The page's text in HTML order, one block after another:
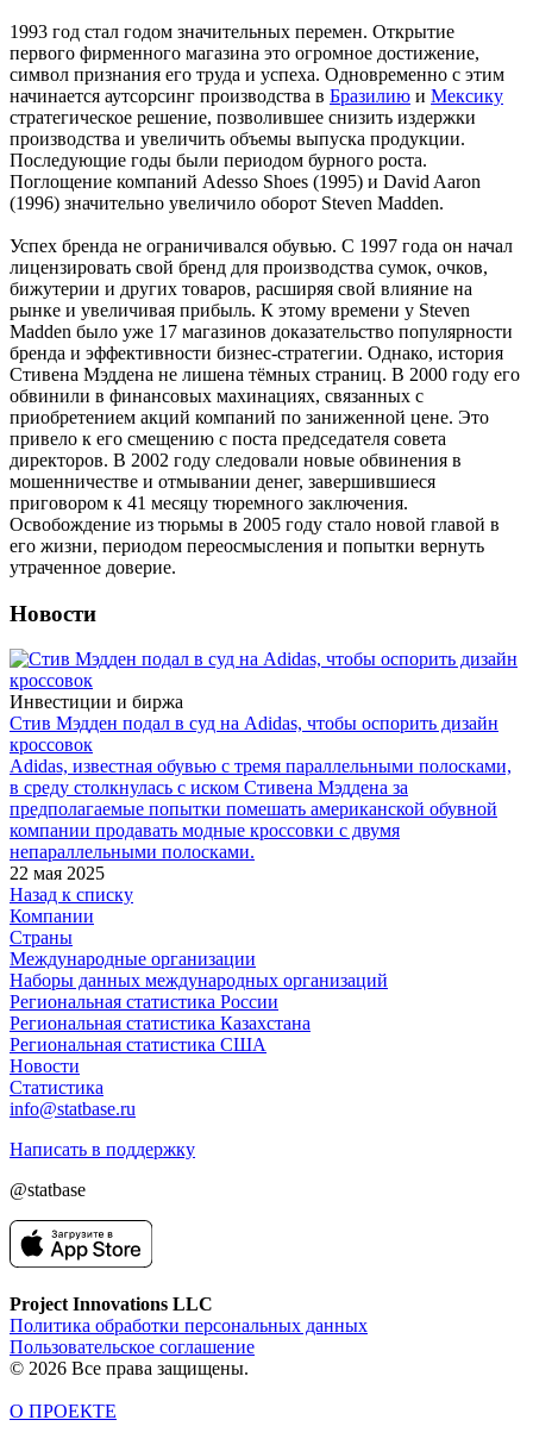
1993 год стал годом значительных перемен. Открытие
первого фирменного магазина это огромное достижение,
символ признания его труда и успеха. Одновременно с этим
начинается аутсорсинг производства в Бразилию и Мексику
стратегическое решение, позволившее снизить издержки
производства и увеличить объемы выпуска продукции.
Последующие годы были периодом бурного роста.
Поглощение компаний Adesso Shoes (1995) и David Aaron
(1996) значительно увеличило оборот Steven Madden.
Успех бренда не ограничивался обувью. С 1997 года он начал
лицензировать свой бренд для производства сумок, очков,
бижутерии и других товаров, расширяя свой влияние на
рынке и увеличивая прибыль. К этому времени у Steven
Madden было уже 17 магазинов доказательство популярности
бренда и эффективности бизнес-стратегии. Однако, история
Стивена Мэддена не лишена тёмных страниц. В 2000 году его
обвинили в финансовых махинациях, связанных с
приобретением акций компаний по заниженной цене. Это
привело к его смещению с поста председателя совета
директоров. В 2002 году следовали новые обвинения в
мошенничестве и отмывании денег, завершившиеся
приговором к 41 месяцу тюремного заключения.
Освобождение из тюрьмы в 2005 году стало новой главой в
его жизни, периодом переосмысления и попытки вернуть
утраченное доверие.
Новости
Инвестиции и биржа
Стив Мэдден подал в суд на Adidas, чтобы оспорить дизайн
кроссовок
Adidas, известная обувью с тремя параллельными полосками,
в среду столкнулась с иском Стивена Мэддена за
предполагаемые попытки помешать американской обувной
компании продавать модные кроссовки с двумя
непараллельными полосками.
22 мая 2025
Назад к списку
Компании
Страны
Международные организации
Наборы данных международных организаций
Региональная статистика России
Региональная статистика Казахстана
Региональная статистика США
Новости
Статистика
info@statbase.ru
Написать в поддержку
@statbase
Project Innovations LLC
Политика обработки персональных данных
Пользовательское соглашение
© 2026 Все права защищены.
О ПРОЕКТЕ